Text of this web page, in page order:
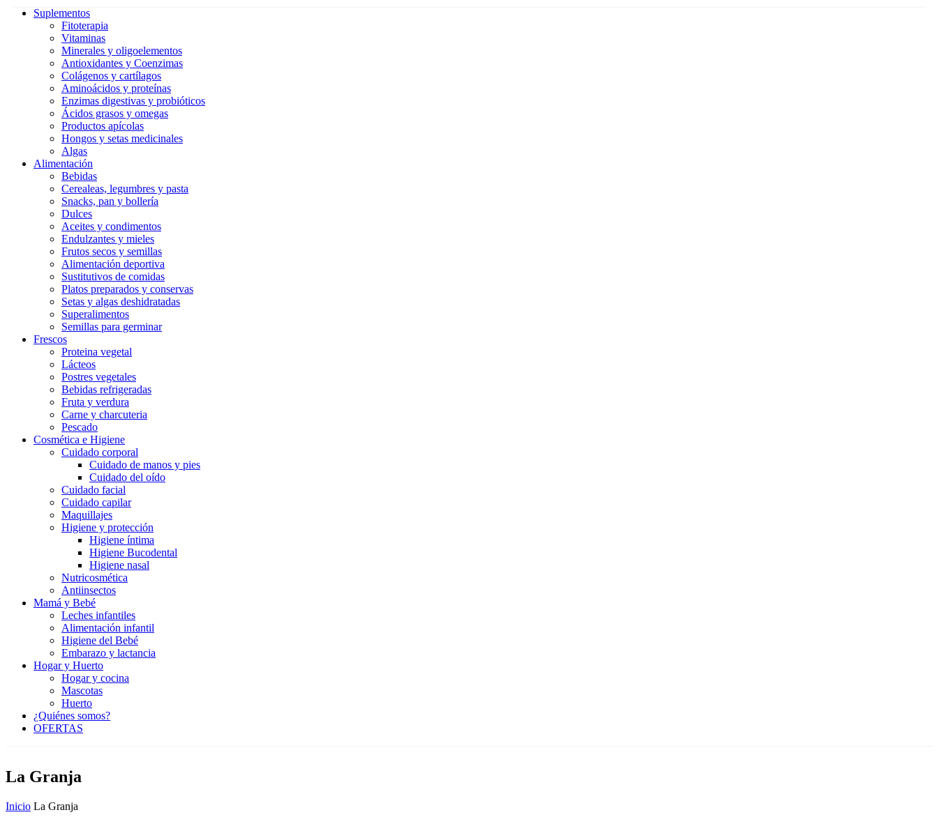
Suplementos
Fitoterapia
Vitaminas
Minerales y oligoelementos
Antioxidantes y Coenzimas
Colágenos y cartílagos
Aminoácidos y proteínas
Enzimas digestivas y probióticos
Ácidos grasos y omegas
Productos apícolas
Hongos y setas medicinales
Algas
Alimentación
Bebidas
Cerealeas, legumbres y pasta
Snacks, pan y bollería
Dulces
Aceites y condimentos
Endulzantes y mieles
Frutos secos y semillas
Alimentación deportiva
Sustitutivos de comidas
Platos preparados y conservas
Setas y algas deshidratadas
Superalimentos
Semillas para germinar
Frescos
Proteina vegetal
Lácteos
Postres vegetales
Bebidas refrigeradas
Fruta y verdura
Carne y charcuteria
Pescado
Cosmética e Higiene
Cuidado corporal
Cuidado de manos y pies
Cuidado del oído
Cuidado facial
Cuidado capilar
Maquillajes
Higiene y protección
Higiene íntima
Higiene Bucodental
Higiene nasal
Nutricosmética
Antiinsectos
Mamá y Bebé
Leches infantiles
Alimentación infantil
Higiene del Bebé
Embarazo y lactancia
Hogar y Huerto
Hogar y cocina
Mascotas
Huerto
¿Quiénes somos?
OFERTAS
La Granja
Inicio La Granja